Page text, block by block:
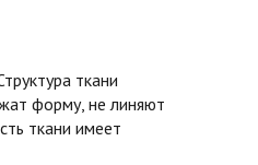
ткани
форму, не линяют
ткани имеет